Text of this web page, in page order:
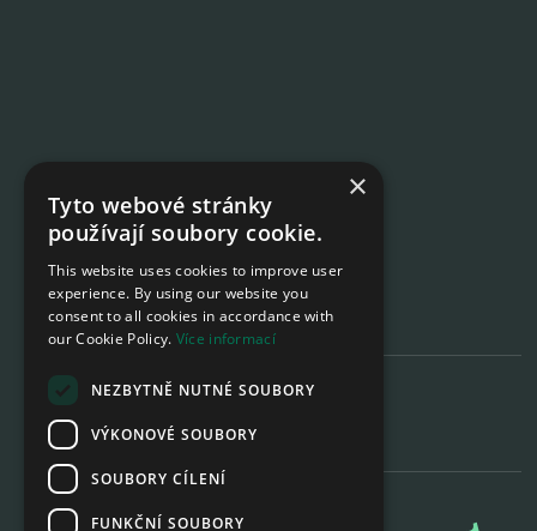
+420 724 140 151
info@gmystery.cz
×
Tyto webové stránky
používají soubory cookie.
This website uses cookies to improve user
experience. By using our website you
consent to all cookies in accordance with
our Cookie Policy. Více informací
NEZBYTNĚ NUTNÉ SOUBORY
VÝKONOVÉ SOUBORY
SOUBORY CÍLENÍ
FUNKČNÍ SOUBORY